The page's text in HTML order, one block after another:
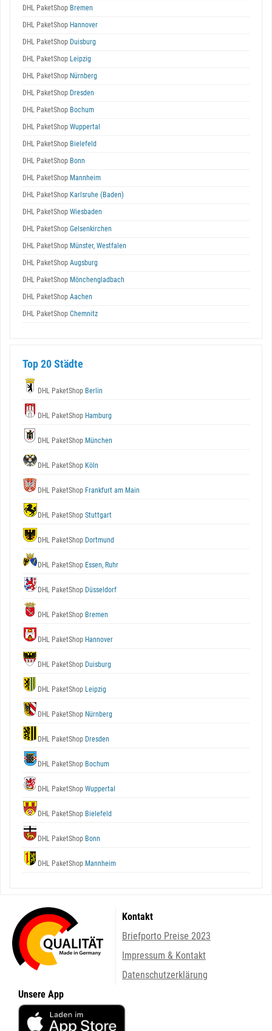
DHL PaketShop Bremen
DHL PaketShop Hannover
DHL PaketShop Duisburg
DHL PaketShop Leipzig
DHL PaketShop Nürnberg
DHL PaketShop Dresden
DHL PaketShop Bochum
DHL PaketShop Wuppertal
DHL PaketShop Bielefeld
DHL PaketShop Bonn
DHL PaketShop Mannheim
DHL PaketShop Karlsruhe (Baden)
DHL PaketShop Wiesbaden
DHL PaketShop Gelsenkirchen
DHL PaketShop Münster, Westfalen
DHL PaketShop Augsburg
DHL PaketShop Mönchengladbach
DHL PaketShop Aachen
DHL PaketShop Chemnitz
Top 20 Städte
DHL PaketShop Berlin
DHL PaketShop Hamburg
DHL PaketShop München
DHL PaketShop Köln
DHL PaketShop Frankfurt am Main
DHL PaketShop Stuttgart
DHL PaketShop Dortmund
DHL PaketShop Essen, Ruhr
DHL PaketShop Düsseldorf
DHL PaketShop Bremen
DHL PaketShop Hannover
DHL PaketShop Duisburg
DHL PaketShop Leipzig
DHL PaketShop Nürnberg
DHL PaketShop Dresden
DHL PaketShop Bochum
DHL PaketShop Wuppertal
DHL PaketShop Bielefeld
DHL PaketShop Bonn
DHL PaketShop Mannheim
Kontakt
Briefporto Preise 2023
Impressum & Kontakt
Datenschutzerklärung
Unsere App